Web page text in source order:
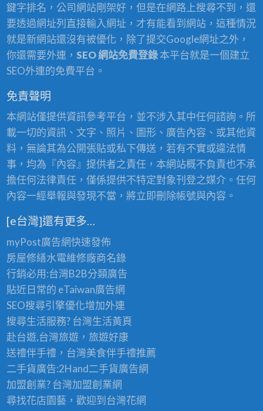
鍵字排名，公司網站剛架好，但是在網路上搜尋不到，還
要透過網址列直接輸入網址，才有能看到網站，這種情況
就是新網站還沒有被優化，除了提交Google網址之外，
你還需要外連， SEO 網站免費登錄本平台就是一個建立
SEO外連的免費平台。
免責聲明
本網站僅提供資訊參考平台，並不涉入其中任何諮詢。所
載一切的資訊、文字、照片、圖形、廣告內容、或其他資
料，無論其為公開張貼或私下傳送，若有不實或違法情
事，均為『內容』提供者之責任，本網站概不負責也不承
擔任何法律責任，僅係提供不特定對象刊登之媒介。任何
內容一經舉報與發現不當，將立即刪除帳號與內容。
[e台灣]還有更多…
myPost廣告網快速發佈
房屋修繕水電維修廠商名錄
行銷必用:台灣B2B分類廣告
貼近日常的 eTaiwan廣告網
SEO搜尋引擎優化增加外連
搜尋生活服務? 台灣生活黃頁
赴台遊,台灣旅遊，旅遊好康
送禮伴手禮，台灣美食伴手禮推薦
二手貨廣告:2Hand二手貨廣告網
加盟創業? 台灣加盟創業網
尋找花店園藝，歡迎到 台灣花網